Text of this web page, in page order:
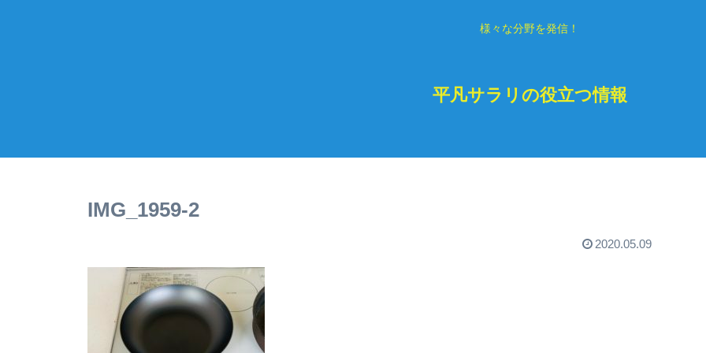
様々な分野を発信！
平凡サラリの役立つ情報
IMG_1959-2
2020.05.09